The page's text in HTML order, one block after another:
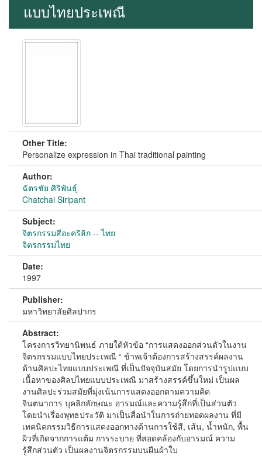
แบบไทยประเพณี
Other Title:
Personalize expression in Thai traditional painting
Author:
ฉัตรชัย ศิริพันธุ์
Chatchai Siripant
Subject:
จิตรกรรมสีอะคริลิก -- ไทย
จิตรกรรมไทย
Date:
1997
Publisher:
มหาวิทยาลัยศิลปากร
Abstract:
โครงการวิทยานิพนธ์ ภายใต้หัวข้อ “การแสดงออกส่วนตัวในงาน
จิตรกรรมแบบไทยประเพณี “ ข้าพเจ้าต้องการสร้างสรรค์ผลงาน
ด้านศิลปะไทยแบบประเพณี ที่เป็นปัจจุบันสมัย โดยการนำรูปแบบ
เนื้อหาของศิลปไทยแบบประเพณี มาสร้างสรรค์ขึ้นใหม่ เป็นผล
งานศิลปะร่วมสมัยที่มุ่งเน้นการแสดงออกตามความคิด
จินตนาการ บุคลิกลักษณะ อารมณ์และความรู้สึกที่เป็นส่วนตัว
โดยนำเรื่องพุทธประวัติ มาเป็นสื่อนำในการถ่ายทอดผลงาน ที่มี
เทคนิคกรรมวิธีการแสดงออกทางด้านการใช้สี, เส้น, น้ำหนัก, พื้น
ผิวที่เกิดจากการแต้ม การระบาย ที่สอดคล้องกับอารมณ์ ความ
รู้สึกส่วนตัว เป็นผลงานจิตรกรรมบนผืนผ้าใบ